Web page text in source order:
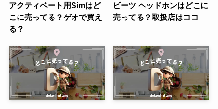
アクティベート用Simはど
こに売ってる？ゲオで買え
る？
ビーツ ヘッドホンはどこに
売ってる？取扱店はココ